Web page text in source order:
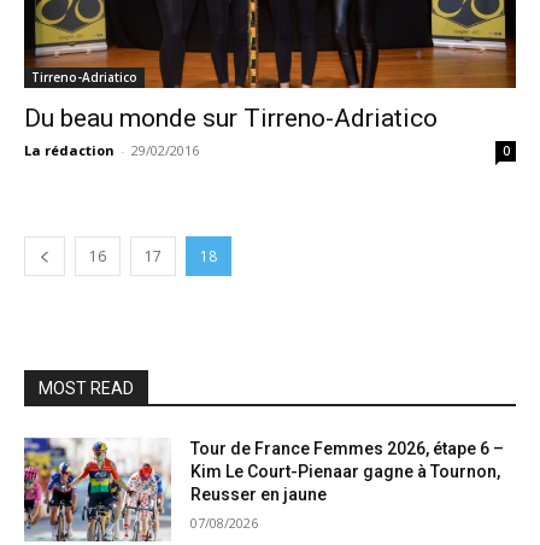
Tirreno-Adriatico
Du beau monde sur Tirreno-Adriatico
La rédaction - 29/02/2016 0
16 17 18
MOST READ
Tour de France Femmes 2026, étape 6 –
Kim Le Court-Pienaar gagne à Tournon,
Reusser en jaune
07/08/2026